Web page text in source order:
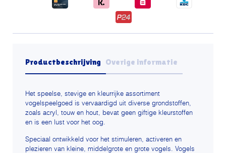
Productbeschrijving Overige informatie
Het speelse, stevige en kleurrijke assortiment
vogelspeelgoed is vervaardigd uit diverse grondstoffen,
zoals acryl, touw en hout, bevat geen giftige kleurstoffen
en is een lust voor het oog.
Speciaal ontwikkeld voor het stimuleren, activeren en
plezieren van kleine, middelgrote en grote vogels. Vogels